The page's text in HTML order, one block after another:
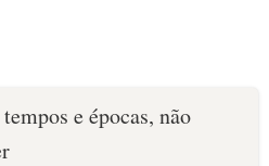
e épocas, não